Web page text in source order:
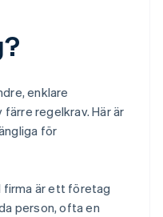
enklare
regelkrav. Här är
för
firma är ett företag
person, ofta en